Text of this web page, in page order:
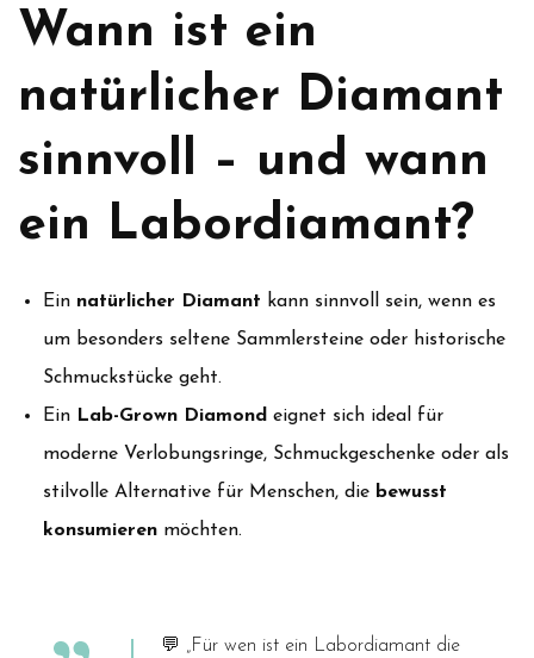
Wann ist ein
natürlicher Diamant
sinnvoll – und wann
ein Labordiamant?
Ein natürlicher Diamant kann sinnvoll sein, wenn es
um besonders seltene Sammlersteine oder historische
Schmuckstücke geht.
Ein Lab-Grown Diamond eignet sich ideal für
moderne Verlobungsringe, Schmuckgeschenke oder als
stilvolle Alternative für Menschen, die bewusst
konsumieren möchten.
💬 „Für wen ist ein Labordiamant die